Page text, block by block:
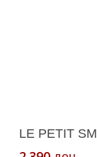
LE PETIT